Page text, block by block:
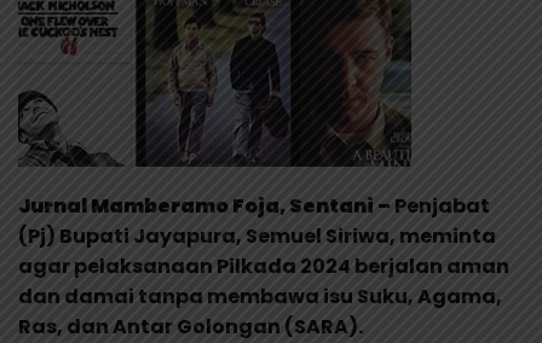
Jurnal Mamberamo Foja, Sentani – Penjabat
(Pj) Bupati Jayapura, Semuel Siriwa, meminta
agar pelaksanaan Pilkada 2024 berjalan aman
dan damai tanpa membawa isu Suku, Agama,
Ras, dan Antar Golongan (SARA).